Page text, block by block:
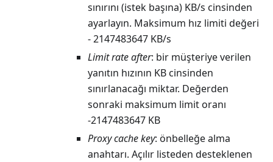
sınırını (istek başına) KB/s cinsinden
ayarlayın. Maksimum hız limiti değeri
- 2147483647 KB/s
Limit rate after: bir müşteriye verilen
yanıtın hızının KB cinsinden
sınırlanacağı miktar. Değerden
sonraki maksimum limit oranı
-2147483647 KB
Proxy cache key: önbelleğe alma
anahtarı. Açılır listeden desteklenen